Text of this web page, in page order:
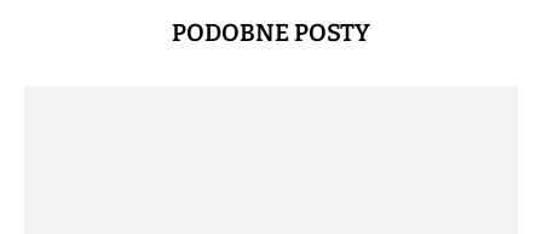
PODOBNE POSTY